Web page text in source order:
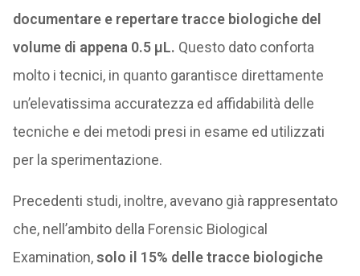
documentare e repertare tracce biologiche del
volume di appena 0.5 µL. Questo dato conforta
molto i tecnici, in quanto garantisce direttamente
un’elevatissima accuratezza ed affidabilità delle
tecniche e dei metodi presi in esame ed utilizzati
per la sperimentazione.
Precedenti studi, inoltre, avevano già rappresentato
che, nell’ambito della Forensic Biological
Examination,solo il 15% delle tracce biologiche